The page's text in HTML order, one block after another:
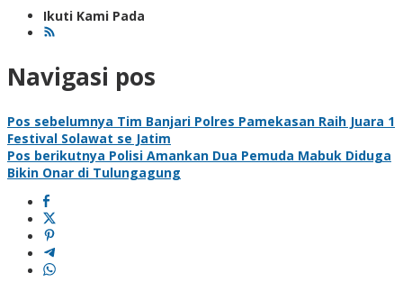
Ikuti Kami Pada
Navigasi pos
Pos sebelumnya Tim Banjari Polres Pamekasan Raih Juara 1
Festival Solawat se Jatim
Pos berikutnya Polisi Amankan Dua Pemuda Mabuk Diduga
Bikin Onar di Tulungagung